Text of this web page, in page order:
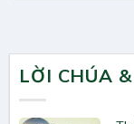
LỜI CHÚA